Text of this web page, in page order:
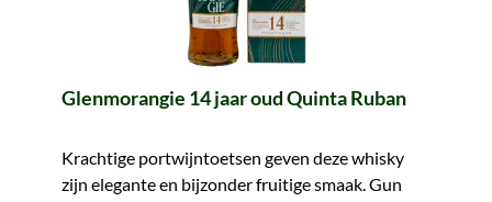
Glenmorangie 14 jaar oud Quinta Ruban
Krachtige portwijntoetsen geven deze whisky
zijn elegante en bijzonder fruitige smaak. Gun